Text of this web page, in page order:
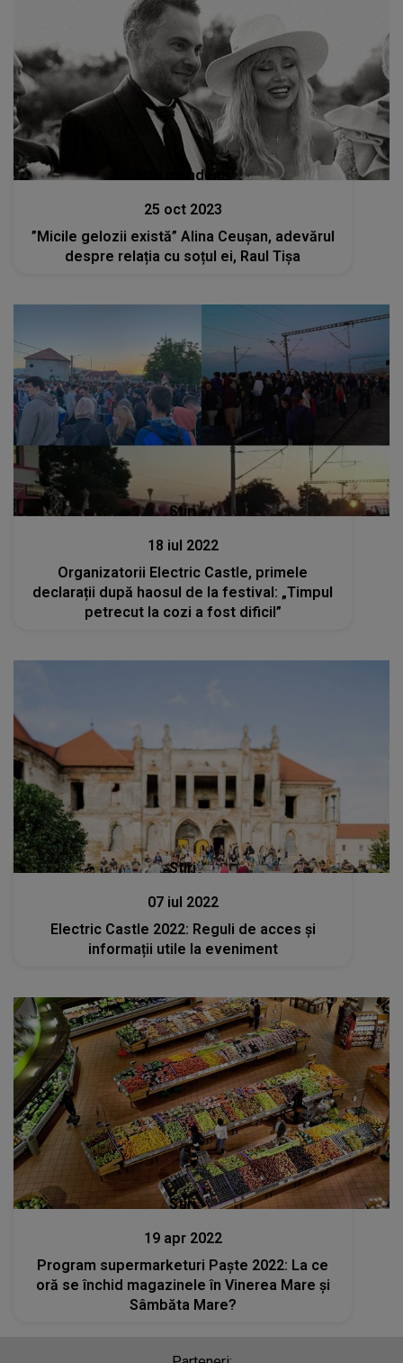
Stiri mondene
25 oct 2023
”Micile gelozii există” Alina Ceușan, adevărul
despre relația cu soțul ei, Raul Tișa
Stiri
18 iul 2022
Organizatorii Electric Castle, primele
declarații după haosul de la festival: „Timpul
petrecut la cozi a fost dificil”
Stiri
07 iul 2022
Electric Castle 2022: Reguli de acces și
informații utile la eveniment
Stiri
19 apr 2022
Program supermarketuri Paşte 2022: La ce
oră se închid magazinele în Vinerea Mare şi
Sâmbăta Mare?